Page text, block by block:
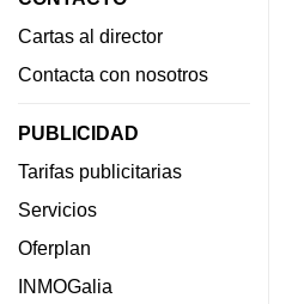
Cartas al director
Contacta con nosotros
PUBLICIDAD
Tarifas publicitarias
Servicios
Oferplan
INMOGalia